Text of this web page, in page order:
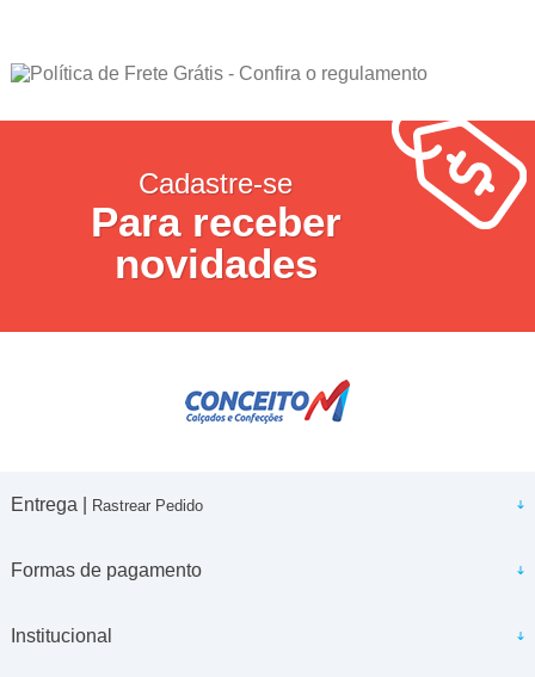
Cadastre-se
Para receber
novidades
Entrega | Rastrear Pedido
Formas de pagamento
Institucional